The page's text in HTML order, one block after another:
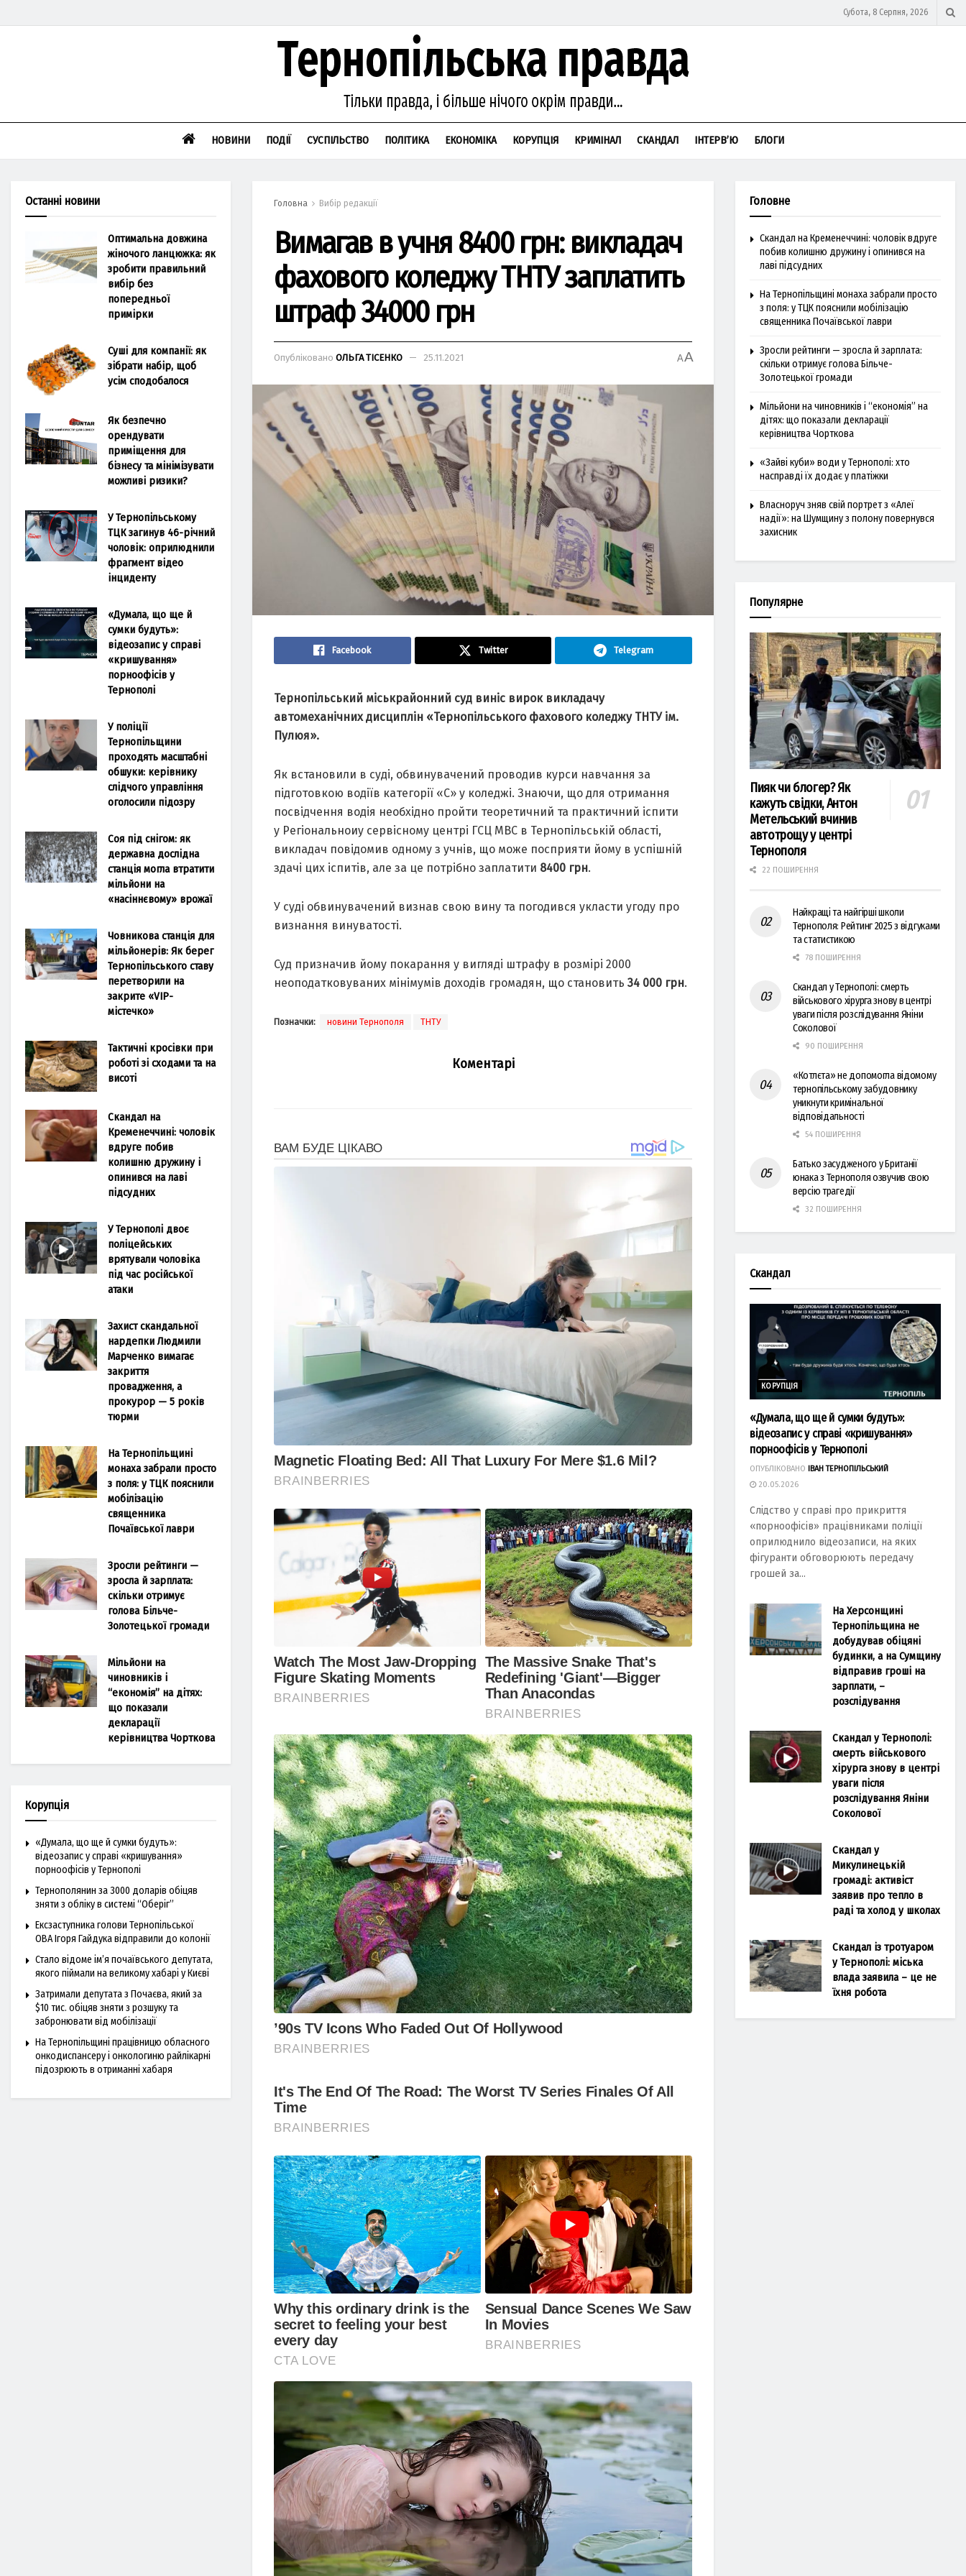
Субота, 8 Серпня, 2026
НОВИНИ ПОДІЇ СУСПІЛЬСТВО ПОЛІТИКА ЕКОНОМІКА КОРУПЦІЯ КРИМІНАЛ СКАНДАЛ ІНТЕРВ’Ю БЛОГИ
Головна Вибір редакції
Вимагав в учня 8400 грн: викладач
фахового коледжу ТНТУ заплатить
штраф 34000 грн
Опубліковано ОЛЬГА ТІСЕНКО 25.11.2021 AA
Facebook Twitter Telegram
Тернопільський міськрайонний суд виніс вирок викладачу
автомеханічних дисциплін «Тернопільського фахового коледжу ТНТУ ім.
Пулюя».
Як встановили в суді, обвинувачений проводив курси навчання за
підготовкою водіїв категорії «С» у коледжі. Знаючи, що для отримання
посвідчення водія необхідно пройти теоретичний та практичний іспити
у Регіональноиу сервісному центрі ГСЦ МВС в Тернопільській області,
викладач повідомив одному з учнів, що може посприяти йому в успішній
здачі цих іспитів, але за це потрібно заплатити 8400 грн.
У суді обвинувачений визнав свою вину та погодився укласти угоду про
визнання винуватості.
Суд призначив йому покарання у вигляді штрафу в розмірі 2000
неоподатковуваних мінімумів доходів громадян, що становить 34 000 грн.
Позначки: новини Тернополя ТНТУ
Коментарі
Останні новини
Оптимальна довжина
жіночого ланцюжка: як
зробити правильний
вибір без
попередньої
примірки
Суші для компанії: як
зібрати набір, щоб
усім сподобалося
Як безпечно
орендувати
приміщення для
бізнесу та мінімізувати
можливі ризики?
У Тернопільському
ТЦК загинув 46-річний
чоловік: оприлюднили
фрагмент відео
інциденту
«Думала, що ще й
сумки будуть»:
відеозапис у справі
«кришування»
порноофісів у
Тернополі
У поліції
Тернопільщини
проходять масштабні
обшуки: керівнику
слідчого управління
оголосили підозру
Соя під снігом: як
державна дослідна
станція могла втратити
мільйони на
«насіннєвому» врожаї
Човникова станція для
мільйонерів: Як берег
Тернопільського ставу
перетворили на
закрите «VIP-
містечко»
Тактичні кросівки при
роботі зі сходами та на
висоті
Скандал на
Кременеччині: чоловік
вдруге побив
колишню дружину і
опинився на лаві
підсудних
У Тернополі двоє
поліцейських
врятували чоловіка
під час російської
атаки
Захист скандальної
нардепки Людмили
Марченко вимагає
закриття
провадження, а
прокурор — 5 років
тюрми
На Тернопільщині
монаха забрали просто
з поля: у ТЦК пояснили
мобілізацію
священника
Почаївської лаври
Зросли рейтинги —
зросла й зарплата:
скільки отримує
голова Більче-
Золотецької громади
Мільйони на
чиновників і
“економія” на дітях:
що показали
декларації
керівництва Чорткова
Корупція
«Думала, що ще й сумки будуть»:
відеозапис у справі «кришування»
порноофісів у Тернополі
Тернополянин за 3000 доларів обіцяв
зняти з обліку в системі “Оберіг”
Ексзаступника голови Тернопільської
ОВА Ігоря Гайдука відправили до колонії
Стало відоме ім’я почаївського депутата,
якого піймали на великому хабарі у Києві
Затримали депутата з Почаєва, який за
$10 тис. обіцяв зняти з розшуку та
забронювати від мобілізації
На Тернопільщині працівницю обласного
онкодиспансеру і онкологиню райлікарні
підозрюють в отриманні хабаря
Головне
Скандал на Кременеччині: чоловік вдруге
побив колишню дружину і опинився на
лаві підсудних
На Тернопільщині монаха забрали просто
з поля: у ТЦК пояснили мобілізацію
священника Почаївської лаври
Зросли рейтинги — зросла й зарплата:
скільки отримує голова Більче-
Золотецької громади
Мільйони на чиновників і “економія” на
дітях: що показали декларації
керівництва Чорткова
«Зайві куби» води у Тернополі: хто
насправді їх додає у платіжки
Власноруч зняв свій портрет з «Алеї
надії»: на Шумщину з полону повернувся
захисник
Популярне
Пияк чи блогер? Як
кажуть свідки, Антон
Метельський вчинив
автотрощу у центрі
Тернополя
22 ПОШИРЕННЯ
Найкращі та найгірші школи
Тернополя: Рейтинг 2025 з відгуками
та статистикою
78 ПОШИРЕННЯ
Скандал у Тернополі: смерть
військового хірурга знову в центрі
уваги після розслідування Яніни
Соколової
90 ПОШИРЕННЯ
«Котлєта» не допомогла відомому
тернопільському забудовнику
уникнути кримінальної
відповідальності
54 ПОШИРЕННЯ
Батько засудженого у Британії
юнака з Тернополя озвучив свою
версію трагедії
32 ПОШИРЕННЯ
Скандал
КОРУПЦІЯ
«Думала, що ще й сумки будуть»:
відеозапис у справі «кришування»
порноофісів у Тернополі
ОПУБЛІКОВАНО
ІВАН ТЕРНОПІЛЬСЬКИЙ
20.05.2026
Слідство у справі про прикриття
«порноофісів» працівниками поліції
оприлюднило відеозаписи, на яких
фігуранти обговорюють передачу
грошей за...
На Херсонщині
Тернопільщина не
добудував обіцяні
будинки, а на Сумщину
відправив гроші на
зарплати, –
розслідування
Скандал у Тернополі:
смерть військового
хірурга знову в центрі
уваги після
розслідування Яніни
Соколової
Скандал у
Микулинецькій
громаді: активіст
заявив про тепло в
раді та холод у школах
Скандал із тротуаром
у Тернополі: міська
влада заявила – це не
їхня робота